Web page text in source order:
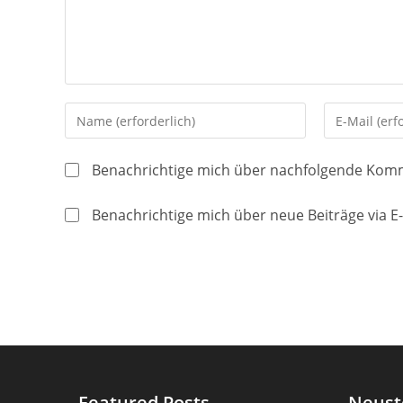
Gib
deinen
Namen
Benutzernamen
Gib
deine
Mail-
Adresse
Benachrichtige mich über nachfolgende
Benachrichtige mich über neue Beiträge via